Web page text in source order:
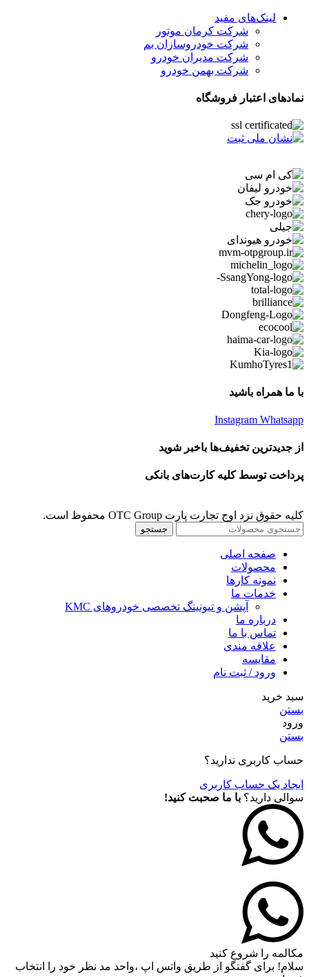
لینک‌های مفید
شرکت کرمان موتور
شرکت خودروسازان بم
شرکت مدیران خودرو
شرکت بهمن خودرو
نمادهای اعتبار فروشگاه
با ما همراه باشید
Instagram Whatsapp
از جدیدترین تخفیف‌ها باخبر شوید
پرداخت توسط کلیه کارت‌های بانکی
کلیه حقوق نزد اوج تجارت پارت OTC Group محفوظ است.
جستجو
صفحه اصلی
محصولات
نمونه کارها
خدمات ما
آپشن و تیونینگ تخصصی خودروهای KMC
درباره ما
تماس با ما
علاقه مندی
مقايسه
ورود / ثبت نام
سبد خرید
بستن
ورود
بستن
حساب کاربری ندارید؟
ایجاد یک حساب کاربری
سوالی دارید؟ با ما صحبت کنید!
مکالمه را شروع کنید
سلام! برای گفتگو از طریق واتس اپ ،واحد مد نظر خود را انتخاب